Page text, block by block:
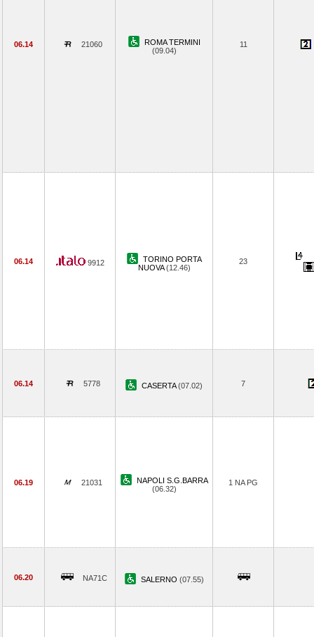
06.14 21060
ROMA TERMINI
(09.04)
11
06.14 9912
TORINO PORTA
NUOVA(12.46)
23
06.14 5778 CASERTA(07.02) 7
06.19 21031
NAPOLI S.G.BARRA
(06.32)
1 NA PG
06.20 NA71C SALERNO (07.55)